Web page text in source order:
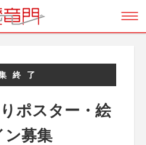
終了
ポスター・絵
ン募集